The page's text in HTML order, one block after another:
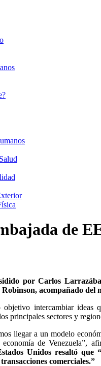
de
por Carlos
acompañado
intercambiar
principales sectores y
llegar a un modelo
de Venezuela”,
Unidos resaltó
comerciales.”